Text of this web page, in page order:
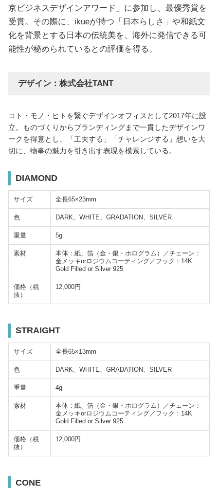
京ビジネスデザインアワード」に参加し、最優秀賞を
受賞。その際に、ikueが持つ「日本らしさ」や和紙文
化を背景とする日本の伝統美を、海外に発信できる可
能性が秘められているとの評価を得る。
デザイン：株式会社TANT
コト・モノ・ヒトを繋ぐデザインオフィスとして2017年に設
立。ものづくりからブランディングまで一貫したデザインワ
ークを得意とし、「工夫する」「チャレンジする」想いを大
切に、物事の魅力を引き出す表現を模索している。
DIAMOND
サイズ 全長65×23mm
色 DARK、WHITE、GRADATION、SILVER
重量 5g
素材
本体：紙、箔（金・銀・ホログラム）／チェーン：
金メッキorロジウムコーティング／フック：14K
Gold Filled or Silver 925
価格（税
抜）
12,000円
STRAIGHT
サイズ 全長65×13mm
色 DARK、WHITE、GRADATION、SILVER
重量 4g
素材
本体：紙、箔（金・銀・ホログラム）／チェーン：
金メッキorロジウムコーティング／フック：14K
Gold Filled or Silver 925
価格（税
抜）
12,000円
CONE